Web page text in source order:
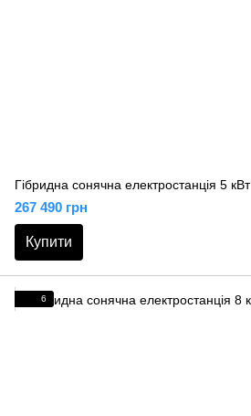
Гібридна сонячна електростанція 5 кВт
267 490 грн
Купити
6